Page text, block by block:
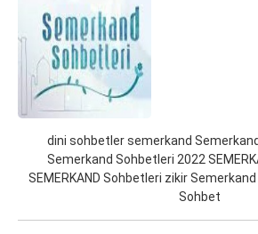
dini sohbetler semerkand
Semerkand Sohbetleri 2022
SEMERKAND Sohbetleri zikir
Sohbet